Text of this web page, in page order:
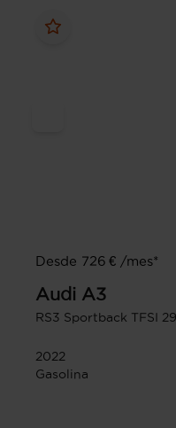
Desde 726 € /mes*
Audi A3
RS3 Sportback TFSI
2022
Gasolina